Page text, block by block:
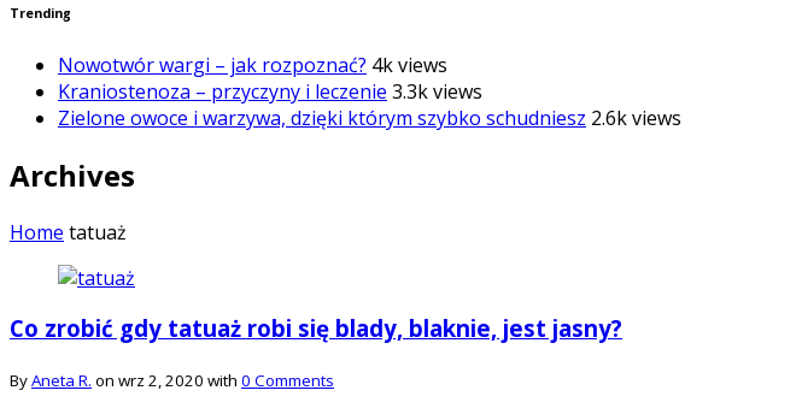
Trending
Nowotwór wargi – jak rozpoznać? 4k views
Kraniostenoza – przyczyny i leczenie 3.3k views
Zielone owoce i warzywa, dzięki którym szybko schudniesz 2.6k views
Archives
Home tatuaż
Co zrobić gdy tatuaż robi się blady, blaknie, jest jasny?
ByAneta R. on wrz 2, 2020 with 0 Comments